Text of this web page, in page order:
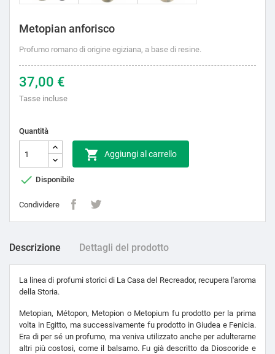
Metopian anforisco
Profumo romano di origine egiziana, a base di resine.
37,00 €
Tasse incluse
Quantità
 Aggiungi al carrello
 Disponibile
Condividere
Descrizione Dettagli del prodotto
La linea di profumi storici di La Casa del Recreador, recupera l'aroma
della Storia.
Metopian, Métopon, Metopion o Metopium fu prodotto per la prima
volta in Egitto, ma successivamente fu prodotto in Giudea e Fenicia.
Era di per sé un profumo, ma veniva utilizzato anche per adulterarne
altri più costosi, come il balsamo. Fu già descritto da Dioscoride e